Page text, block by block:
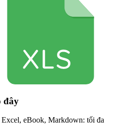
đây
eBook, Markdown: tối đa